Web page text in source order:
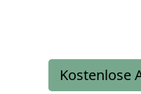
Kostenlose